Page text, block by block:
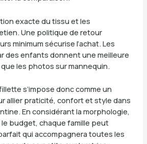
exacte du tissu et les
Une politique de retour
minimum sécurise l’achat. Les
des enfants donnent une meilleure
les photos sur mannequin.
s’impose donc comme un
allier praticité, confort et style dans
En considérant la morphologie,
budget, chaque famille peut
qui accompagnera toutes les